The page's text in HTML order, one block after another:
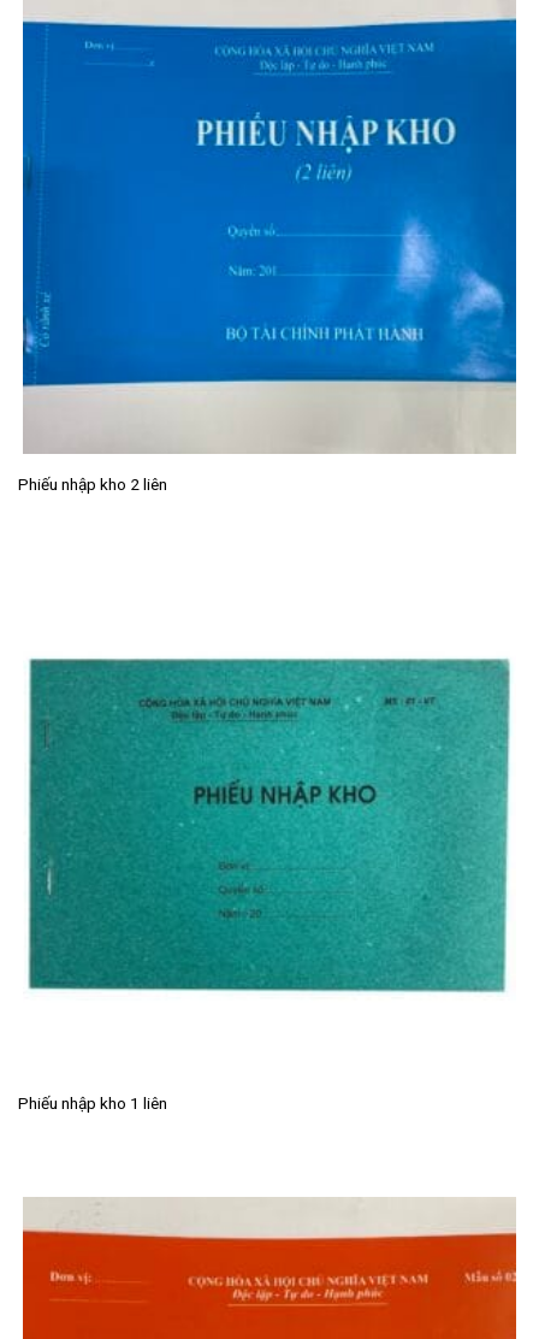
Phiếu nhập kho 2 liên
Phiếu nhập kho 1 liên